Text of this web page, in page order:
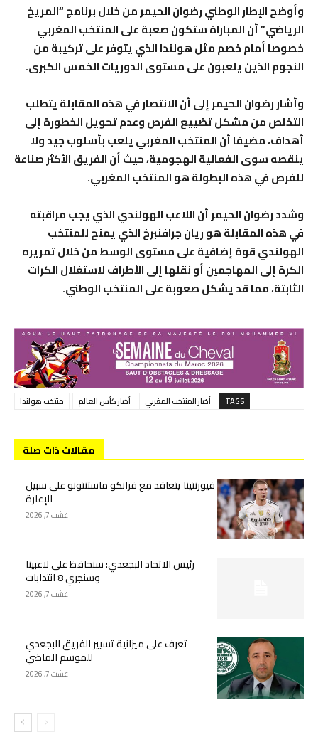
وأوضح الإطار الوطني رضوان الحيمر من خلال برنامج “المريخ
الرياضي” أن المباراة ستكون صعبة على المنتخب المغربي
خصوصا أمام خصم مثل هولندا الذي يتوفر على تركيبة من
النجوم الذين يلعبون على مستوى الدوريات الخمس الكبرى.
وأشار رضوان الحيمر إلى أن الانتصار في هذه المقابلة يتطلب
التخلص من مشكل تضييع الفرص وعدم تحويل الخطورة إلى
أهداف، مضيفا أن المنتخب المغربي يلعب بأسلوب جيد ولا
ينقصه سوى الفعالية الهجومية، حيث أن الفريق الأكثر صناعة
للفرص في هذه البطولة هو المنتخب المغربي.
وشدد رضوان الحيمر أن اللاعب الهولندي الذي يجب مراقبته
في هذه المقابلة هو ريان جرافنبرخ الذي يمنح للمنتخب
الهولندي قوة إضافية على مستوى الوسط من خلال تمريره
الكرة إلى المهاجمين أو نقلها إلى الأطراف لاستغلال الكرات
الثابتة، مما قد يشكل صعوبة على المنتخب الوطني.
TAGS أخبار المنتخب المغربي أخبار كأس العالم منتخب هولندا
مقالات ذات صلة
فيورنتينا يتعاقد مع فرانكو ماستنتونو على سبيل
الإعارة
غشت 7, 2026
رئيس الاتحاد البجعدي: سنحافظ على لاعبينا
وسنجري 8 انتدابات
غشت 7, 2026
تعرف على ميزانية تسيير الفريق البجعدي
للموسم الماضي
غشت 7, 2026